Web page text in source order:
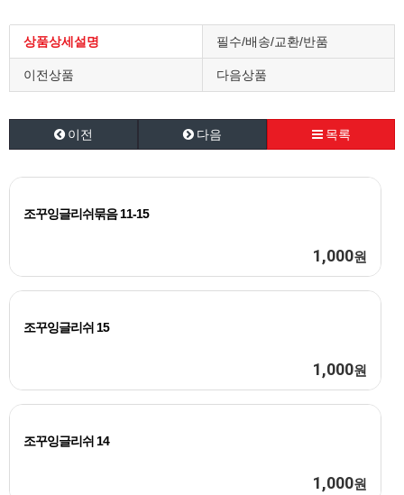
상품상세설명 필수/배송/교환/반품
이전상품 다음상품
이전 다음 목록
조꾸잉글리쉬묶음 11-15
1,000원
조꾸잉글리쉬 15
1,000원
조꾸잉글리쉬 14
1,000원